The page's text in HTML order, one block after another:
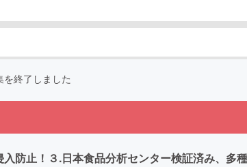
を終了しました
防止！３.日本食品分析センター検証済み、多